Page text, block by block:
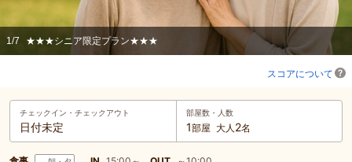
1/7 ★★★シニア限定プラン★★★
スコアについて
チェックイン・ チェックアウト
日付未定
部屋数・人数
1部屋 大人 2名